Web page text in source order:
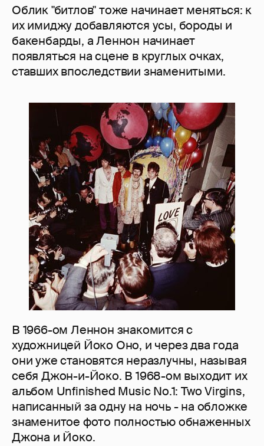
Облик "битлов" тоже начинает меняться: к
их имиджу добавляются усы, бороды и
бакенбарды, а Леннон начинает
появляться на сцене в круглых очках,
ставших впоследствии знаменитыми.
В 1966-ом Леннон знакомится с
художницей Йоко Оно, и через два года
они уже становятся неразлучны, называя
себя Джон-и-Йоко. В 1968-ом выходит их
альбом Unfinished Music No.1: Two Virgins,
написанный за одну на ночь - на обложке
знаменитое фото полностью обнаженных
Джона и Йоко.